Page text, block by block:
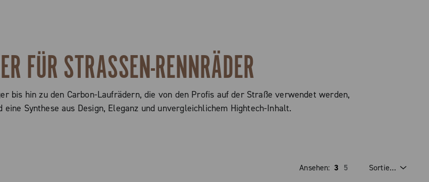
FÜR STRASSEN-RENNRÄDER
bis hin zu den Carbon-Laufrädern, die von den Profis auf der Straße verwendet werden,
eine Synthese aus Design, Eleganz und unvergleichlichem Hightech-Inhalt.
Ansehen: 3 5
Sortieren Nach